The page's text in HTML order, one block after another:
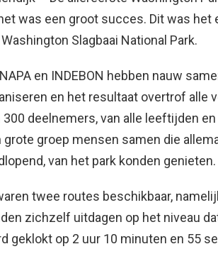
was een groot succes. Dit was
Slagbaai National Park.
en INDEBON hebben nauw
en het resultaat overtrof alle
300 deelnemers, van alle leeftijden
grote groep mensen samen die
van het park konden genieten.
twee routes beschikbaar,
zichzelf uitdagen op het niveau
geklokt op 2 uur 10 minuten en 55